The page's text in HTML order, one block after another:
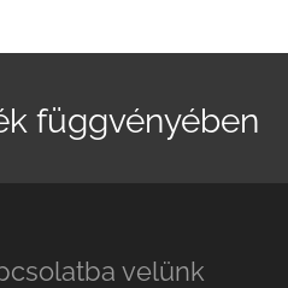
függvényében
velünk